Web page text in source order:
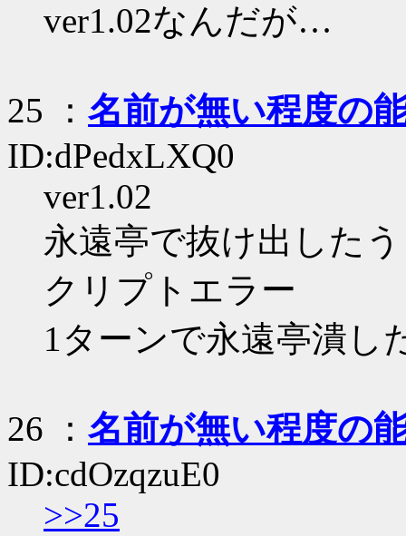
ver1.02なんだが…
25 ： 名前が無い程度の
ID:dPedxLXQ0
ver1.02
永遠亭で抜け出した
クリプトエラー
1ターンで永遠亭潰し
26 ： 名前が無い程度の
ID:cdOzqzuE0
>>25